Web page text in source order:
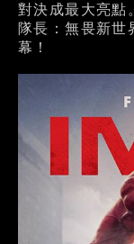
對決成最大亮點
隊長：無畏新
幕！